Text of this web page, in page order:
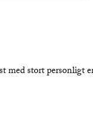
med stort personligt